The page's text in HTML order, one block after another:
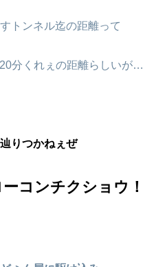
トンネル迄の距離って
分くれぇの距離らしいが…
りつかねぇぜ
コンチクショウ！